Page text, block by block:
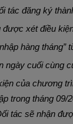
tác đăng ký
được xét điều
hàng tháng”
ngày cuối cùng
của chương
trong tháng 09/
tác sẽ nhận